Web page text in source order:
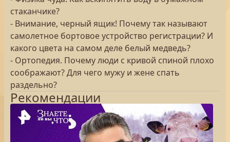
стаканчике?
- Внимание, черный ящик! Почему так называют
самолетное бортовое устройство регистрации? И
какого цвета на самом деле белый медведь?
- Ортопедия. Почему люди с кривой спиной плохо
соображают? Для чего мужу и жене спать
раздельно?
Рекомендации